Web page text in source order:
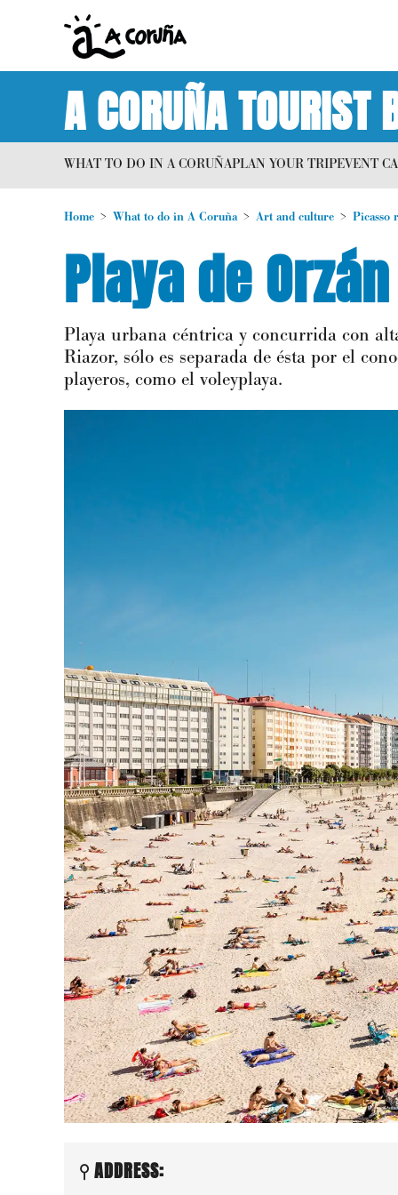
A CORUÑA TOURIST
WHAT TO DO IN A CORUÑAPLAN YOUR TRIPEVENT
Home What to do in A Coruña Art and culture Picasso
Playa de Orzán
Playa urbana céntrica y concurrida con
Riazor, sólo es separada de ésta por el
playeros, como el voleyplaya.
ADDRESS: